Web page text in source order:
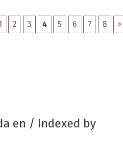
2 3 4 5 6 7 8 >
en / Indexed by